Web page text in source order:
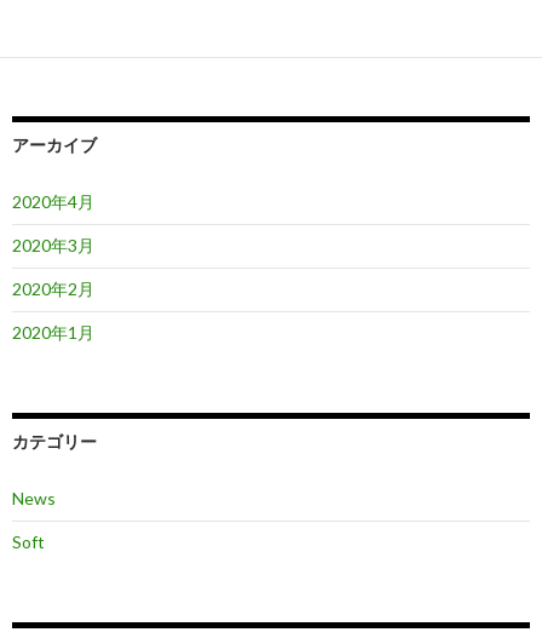
アーカイブ
2020年4月
2020年3月
2020年2月
2020年1月
カテゴリー
News
Soft